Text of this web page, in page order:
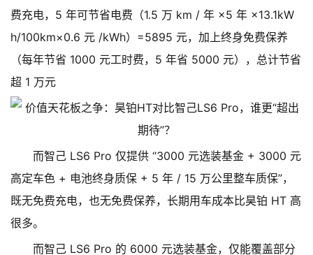
费充电，5 年可节省电费（1.5 万 km / 年 ×5 年 ×13.1kW
h/100km×0.6 元 /kWh）=5895 元，加上终身免费保养
（每年节省 1000 元工时费，5 年省 5000 元），总计节省
超 1 万元
而智己 LS6 Pro 仅提供 “3000 元选装基金 + 3000 元
高定车色 + 电池终身质保 + 5 年 / 15 万公里整车质保”，
既无免费充电，也无免费保养，长期用车成本比昊铂 HT 高
很多。
而智己 LS6 Pro 的 6000 元选装基金，仅能覆盖部分